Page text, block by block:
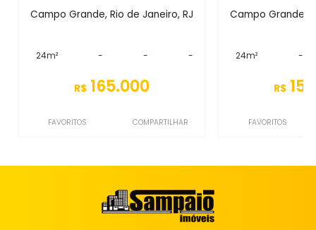
Campo Grande, Rio de Janeiro, RJ
24m² - - -
R$ 165.000
FAVORITOS COMPARTILHAR
Campo Grande,
24m² -
R$
FAVORITOS